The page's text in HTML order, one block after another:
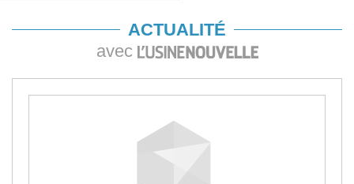
ACTUALITÉ
avec